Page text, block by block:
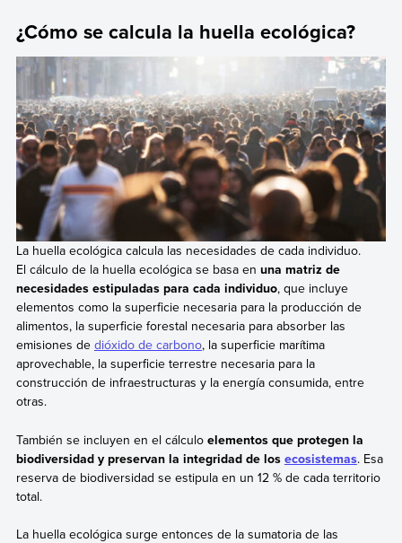
¿Cómo se calcula la huella ecológica?
La huella ecológica calcula las necesidades de cada individuo.
El cálculo de la huella ecológica se basa en una matriz de
necesidades estipuladas para cada individuo, que incluye
elementos como la superficie necesaria para la producción de
alimentos, la superficie forestal necesaria para absorber las
emisiones de dióxido de carbono, la superficie marítima
aprovechable, la superficie terrestre necesaria para la
construcción de infraestructuras y la energía consumida, entre
otras.
También se incluyen en el cálculo elementos que protegen la
biodiversidad y preservan la integridad de los ecosistemas. Esa
reserva de biodiversidad se estipula en un 12 % de cada territorio
total.
La huella ecológica surge entonces de la sumatoria de las